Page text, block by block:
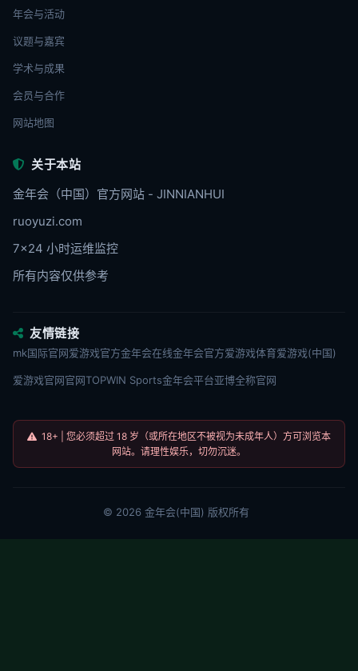
年会与活动
议题与嘉宾
学术与成果
会员与合作
网站地图
关于本站
金年会（中国）官方网站 - JINNIANHUI
ruoyuzi.com
7×24 小时运维监控
所有内容仅供参考
友情链接
mk国际官网爱游戏官方金年会在线金年会官方爱游戏体育爱游戏(中国)
爱游戏官网官网TOPWIN Sports金年会平台亚博全称官网
18+ | 您必须超过 18 岁（或所在地区不被视为未成年人）方可浏览本
网站。请理性娱乐，切勿沉迷。
© 2026 金年会(中国) 版权所有